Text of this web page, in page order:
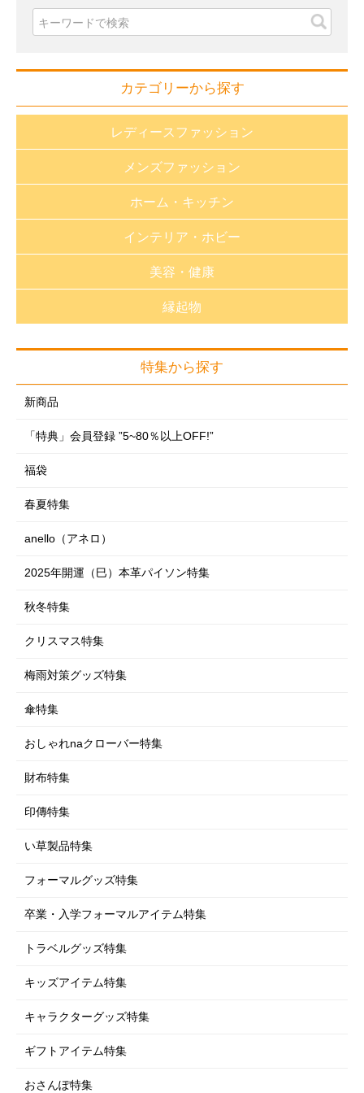
カテゴリーから探す
レディースファッション
おしゃれnaクローバー
フォーマルグッズ
めがね・サングラス
時計
レイングッズ・日傘
ルームウェア
メンズファッション
めがね・サングラス
時計
レイングッズ・日傘
ルームウェア
シューズ（室内・室外）
下着・肌着・ソックス
ホーム・キッチン
収納用品
季節商品
ガーデニング・DIY
防災・防犯用品
寝具類
ペットグッズ特集
車・自転車用品
仏壇・仏具・お墓
インテリア・ホビー
インテリア雑貨
フラワーアレンジ
のれん・カーテン
クッション・座布団・座椅子
ラグ・マット類
スマートフォングッズ
美容・健康
健康器具
制汗・デオドラント
ヘアケア・ヘアアレンジ
フェイスケア
ボディケア
フットケア
コスメ・メイク用品
ダイエット
エクササイズ・ストレッチ
EM-X 備長炭
衛生用品
縁起物
アクセサリー
神棚
特集から探す
新商品
「特典」会員登録 ”5~80％以上OFF!”
福袋
春夏特集
anello（アネロ）
2025年開運（巳）本革パイソン特集
秋冬特集
クリスマス特集
梅雨対策グッズ特集
傘特集
おしゃれnaクローバー特集
財布特集
印傳特集
い草製品特集
フォーマルグッズ特集
卒業・入学フォーマルアイテム特集
トラベルグッズ特集
キッズアイテム特集
キャラクターグッズ特集
ギフトアイテム特集
おさんぽ特集